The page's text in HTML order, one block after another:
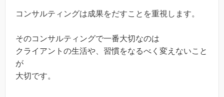
コンサルティングは成果をだすことを重視します。
そのコンサルティングで一番大切なのは
クライアントの生活や、習慣をなるべく変えないこと
が
大切です。